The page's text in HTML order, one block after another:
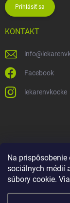
Na
sociálnych médií
súbory cookie.
Prihlásiť sa
KONTAKT
info@
Facebook
lekarenvkocke